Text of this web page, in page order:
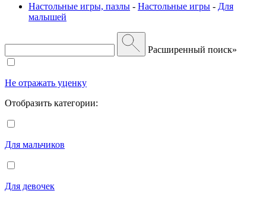
Настольные игры, пазлы - Настольные игры - Для
малышей
Расширенный поиск»
Не отражать уценку
Отобразить категории:
Для мальчиков
Для девочек